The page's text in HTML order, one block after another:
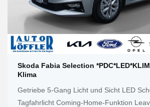
Skoda Fabia Selection
Klima
Getriebe 5-Gang Licht und Sicht LED
Tagfahrlicht Coming-Home-Funktion